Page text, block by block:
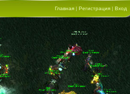
Главная | Регистрация | Вход